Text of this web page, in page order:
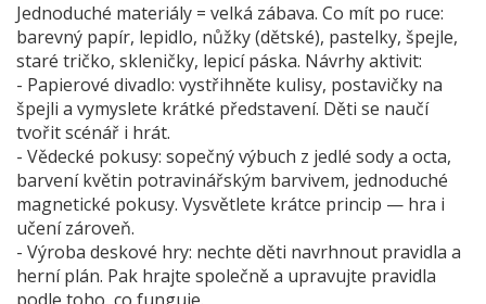
Jednoduché materiály = velká zábava. Co mít po ruce:
barevný papír, lepidlo, nůžky (dětské), pastelky, špejle,
staré tričko, skleničky, lepicí páska. Návrhy aktivit:
- Papierové divadlo: vystřihněte kulisy, postavičky na
špejli a vymyslete krátké představení. Děti se naučí
tvořit scénář i hrát.
- Vědecké pokusy: sopečný výbuch z jedlé sody a octa,
barvení květin potravinářským barvivem, jednoduché
magnetické pokusy. Vysvětlete krátce princip — hra i
učení zároveň.
- Výroba deskové hry: nechte děti navrhnout pravidla a
herní plán. Pak hrajte společně a upravujte pravidla